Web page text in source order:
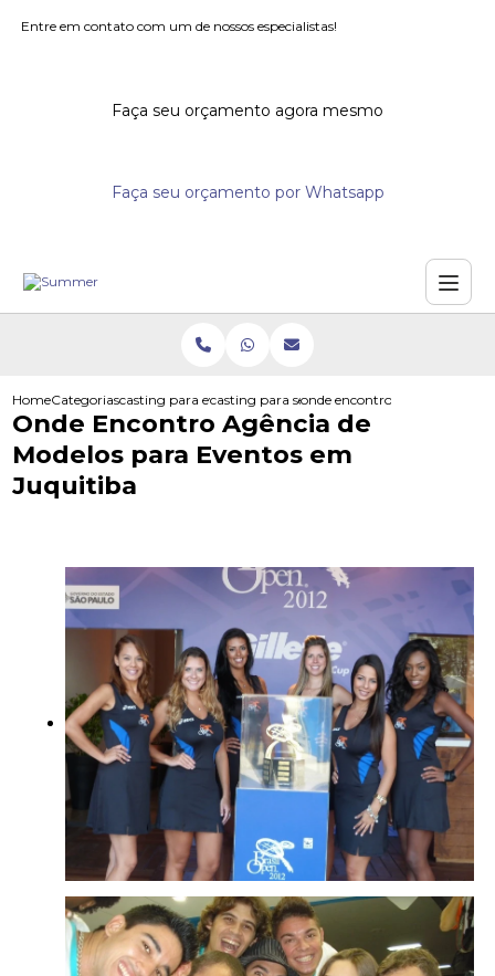
Entre em contato com um de nossos especialistas!
Faça seu orçamento agora mesmo
Faça seu orçamento por Whatsapp
HomeCategoriascasting para eventoscasting para seminariosonde encontro agencia de
Onde Encontro Agência de
Modelos para Eventos em
Juquitiba